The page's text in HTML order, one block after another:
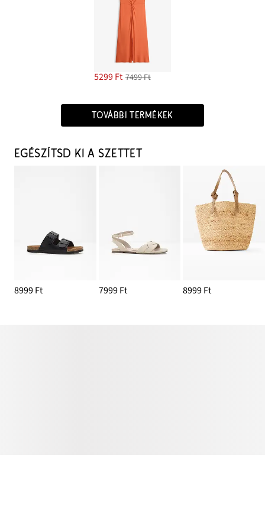
5299 Ft 7499 Ft
TOVÁBBI TERMÉKEK
EGÉSZÍTSD KI A SZETTET
8999 Ft 7999 Ft 8999 Ft